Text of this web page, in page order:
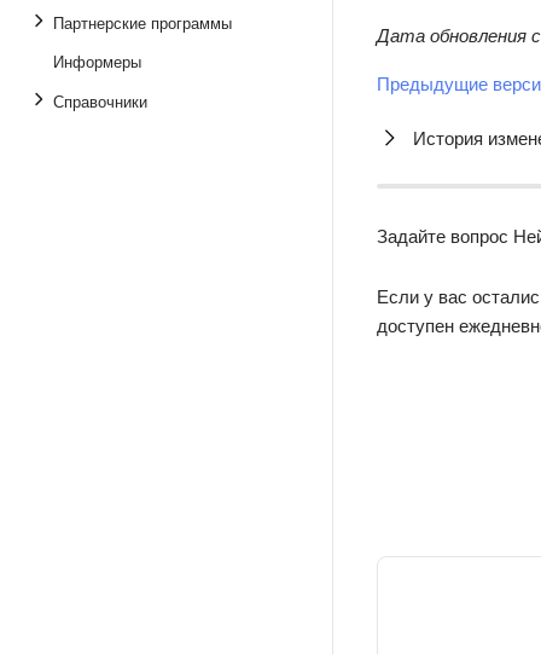
Партнерские программы
Информеры
Справочники
Дата обновления
Предыдущие
История
Задайте вопрос
Если у вас
доступен